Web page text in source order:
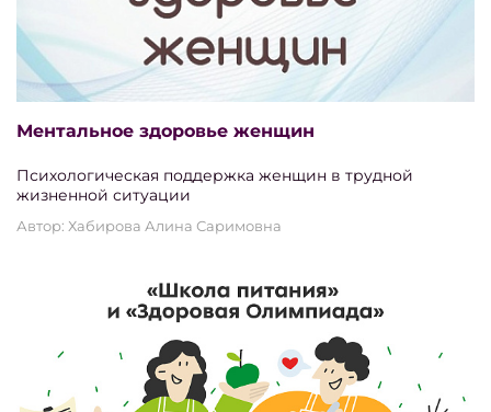
Ментальное здоровье женщин
Психологическая поддержка женщин в трудной
жизненной ситуации
Автор: Хабирова Алина Саримовна